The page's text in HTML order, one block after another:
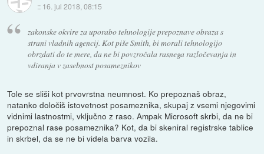
:: 16. jul 2018, 08:15
zakonske okvire za uporabo tehnologije prepoznave obraza s
strani vladnih agencij. Kot piše Smith, bi morali tehnologijo
obrzdati do te mere, da ne bi povzročala rasnega razločevanja in
vdiranja v zasebnost posameznikov
Tole se sliši kot prvovrstna neumnost. Ko prepoznaš obraz,
natanko določiš istovetnost posameznika, skupaj z vsemi njegovimi
vidnimi lastnostmi, vključno z raso. Ampak Microsoft skrbi, da ne bi
prepoznal rase posameznika? Kot, da bi skeniral registrske tablice
in skrbel, da se ne bi videla barva vozila.